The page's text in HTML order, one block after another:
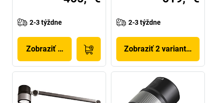
2-3 týždne
Zobraziť produkt
2-3 týždne
Zobraziť 2 variantov